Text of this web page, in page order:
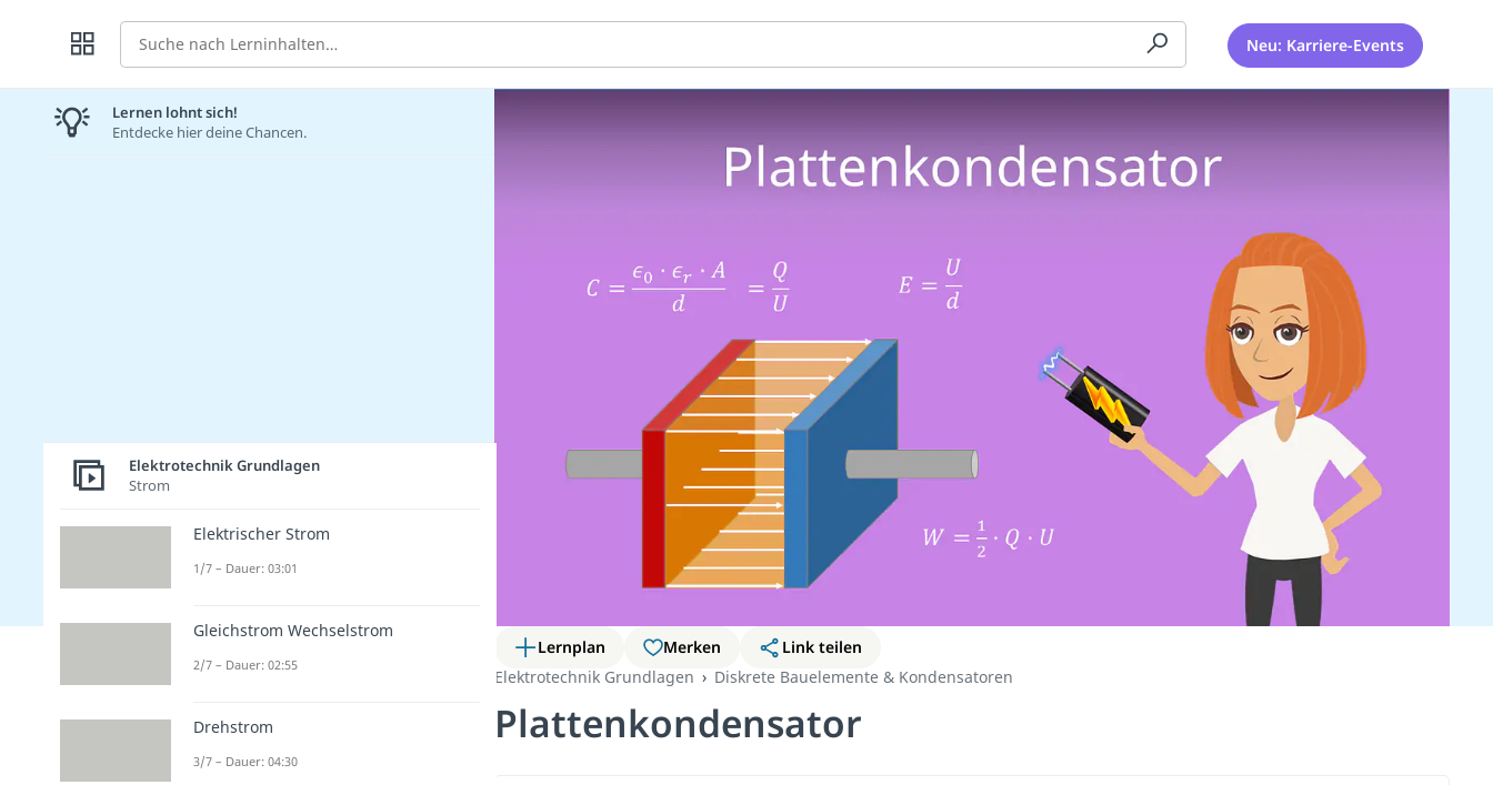
Suche Neu: Karriere-Events
Lernplan Merken
Link teilen
Elektrotechnik Grundlagen
Diskrete Bauelemente & Kondensatoren
Plattenkondensator
Lernen lohnt sich!
Entdecke hier deine Chancen.
Elektrotechnik Grundlagen
Strom
Elektrischer Strom
1/7 – Dauer: 03:01
Gleichstrom Wechselstrom
2/7 – Dauer: 02:55
Drehstrom
3/7 – Dauer: 04:30